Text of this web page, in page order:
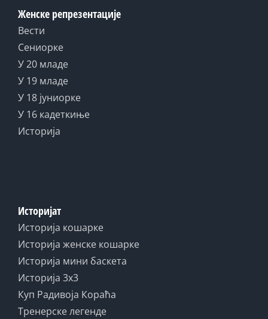
Женске репрезентације
Вести
Сениорке
У 20 младе
У 19 младе
У 18 јуниорке
У 16 кадеткиње
Историја
Историјат
Историја кошарке
Историја женске кошарке
Историја мини баскета
Историја 3x3
Куп Радивоја Кораћа
Тренерске легенде